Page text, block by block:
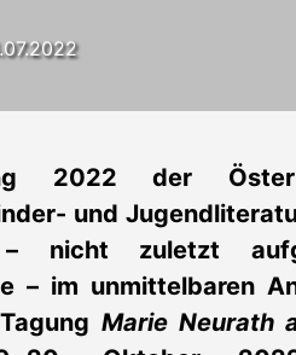
2022 der
und
– nicht zuletzt
– im unmittelbaren
Marie Neurath